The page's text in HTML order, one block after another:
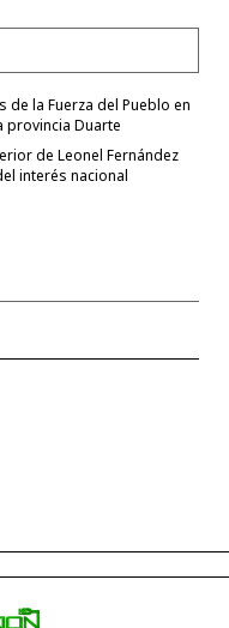
la Fuerza del Pueblo en
provincia Duarte
de Leonel Fernández
interés nacional